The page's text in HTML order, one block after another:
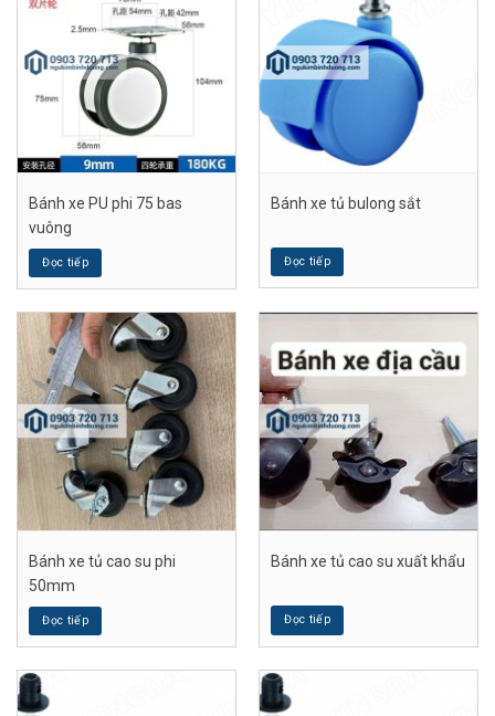
Bánh xe PU phi 75 bas
vuông
Đọc tiếp
Bánh xe tủ bulong sắt
Đọc tiếp
Bánh xe tủ cao su phi
50mm
Đọc tiếp
Bánh xe tủ cao su xuất khẩu
Đọc tiếp